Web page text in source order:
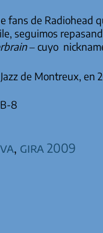
fans de Radiohead
seguimos
– cuyo
de Montreux, en
8
gira 2009